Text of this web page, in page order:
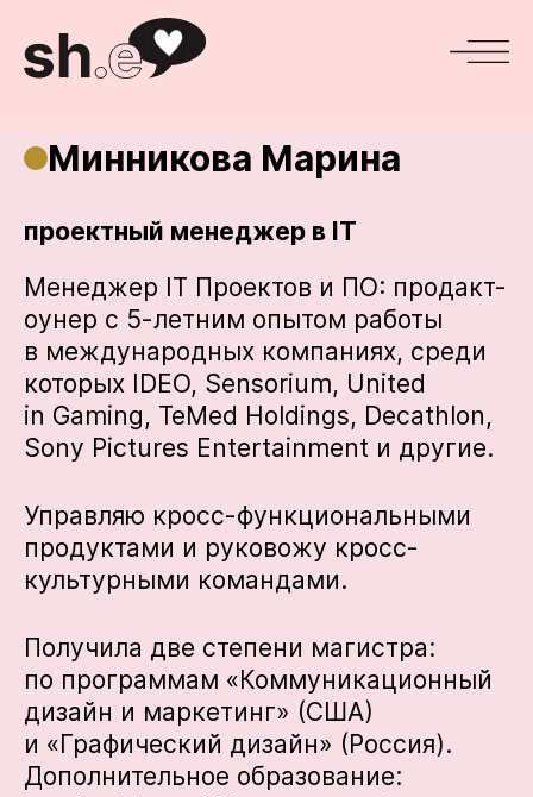
Минникова Марина
проектный менеджер в IT
Менеджер IT Проектов и ПО: продакт-
оунер с 5-летним опытом работы
в международных компаниях, среди
которых IDEO, Sensorium, United
in Gaming, TeMed Holdings, Decathlon,
Sony Pictures Entertainment и другие.
Управляю кросс-функциональными
продуктами и руковожу кросс-
культурными командами.
Получила две степени магистра:
по программам «Коммуникационный
дизайн и маркетинг» (США)
и «Графический дизайн» (Россия).
Дополнительное образование: